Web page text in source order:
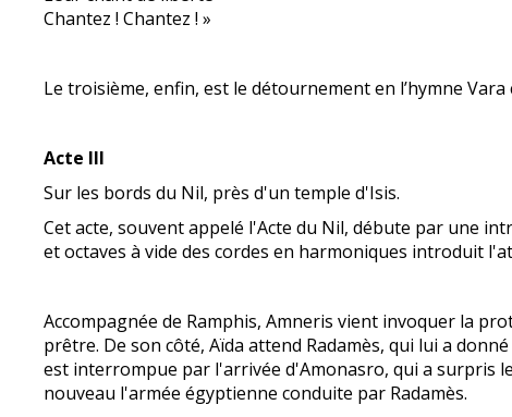
Chantez ! Chantez ! »
Le troisième, enfin, est le détournement en l’hymne
Acte III
Sur les bords du Nil, près d'un temple d'Isis.
Cet acte, souvent appelé l'Acte du Nil, débute par une
et octaves à vide des cordes en harmoniques introduit
Accompagnée de Ramphis, Amneris vient invoquer la
prêtre. De son côté, Aïda attend Radamès, qui lui a
est interrompue par l'arrivée d'Amonasro, qui a surpris
nouveau l'armée égyptienne conduite par Radamès.